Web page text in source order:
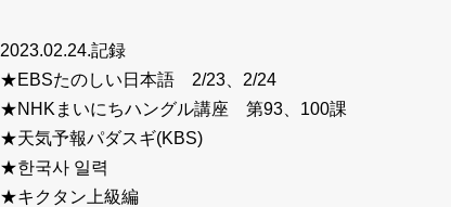
2023.02.24.記録
★EBSたのしい日本語 2/23、2/24
★NHKまいにちハングル講座 第93、100課
★天気予報パダスギ(KBS)
★한국사 일력
★キクタン上級編